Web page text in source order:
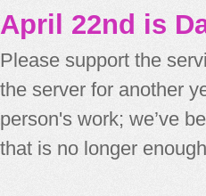
April 22nd is
Please support the
the server for another
person's work; we’ve
that is no longer